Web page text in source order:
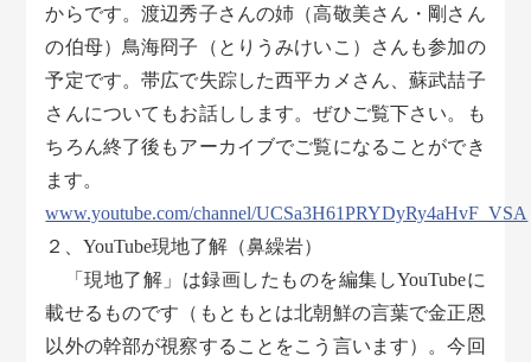
からです。渡辺秀子さんの姉（高敬美さん・剛さん
の伯母）鳥海冏子（とりうみけいこ）さんも参加の
予定です。帯広で失踪した西平カメさん、蘇武喆子
さんについてもお話しします。ぜひご覧下さい。も
ちろん終了後もアーカイブでご覧になることができ
ます。
www.youtube.com/channel/UCSa3H61PRYDyRy4aHvF_VSA
２、YouTube現地了解（鼻繰岩）
「現地了解」は録画したものを編集しYouTubeに
載せるものです（もともとは北朝鮮の言葉で金正恩
以外の幹部が視察することをこう言います）。今回